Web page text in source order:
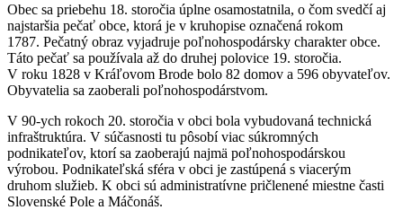
Obec sa priebehu 18. storočia úplne osamostatnila, o čom svedčí aj
najstaršia pečať obce, ktorá je v kruhopise označená rokom
1787. Pečatný obraz vyjadruje poľnohospodársky charakter obce.
Táto pečať sa používala až do druhej polovice 19. storočia.
V roku 1828 v Kráľovom Brode bolo 82 domov a 596 obyvateľov.
Obyvatelia sa zaoberali poľnohospodárstvom.
V 90-ych rokoch 20. storočia v obci bola vybudovaná technická
infraštruktúra. V súčasnosti tu pôsobí viac súkromných
podnikateľov, ktorí sa zaoberajú najmä poľnohospodárskou
výrobou. Podnikateľská sféra v obci je zastúpená s viacerým
druhom služieb. K obci sú administratívne pričlenené miestne časti
Slovenské Pole a Máčonáš.